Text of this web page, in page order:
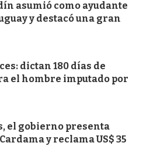
asumió como ayudante
y destacó una gran
dictan 180 días de
el hombre imputado por
el gobierno presenta
y reclama US$ 35